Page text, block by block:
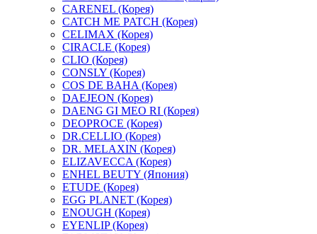
CARENEL (Корея)
CATCH ME PATCH (Корея)
CELIMAX (Корея)
CIRACLE (Корея)
CLIO (Корея)
CONSLY (Корея)
COS DE BAHA (Корея)
DAEJEON (Корея)
DAENG GI MEO RI (Корея)
DEOPROCE (Корея)
DR.CELLIO (Корея)
DR. MELAXIN (Корея)
ELIZAVECCA (Корея)
ENHEL BEUTY (Япония)
ETUDE (Корея)
EGG PLANET (Корея)
ENOUGH (Корея)
EYENLIP (Корея)